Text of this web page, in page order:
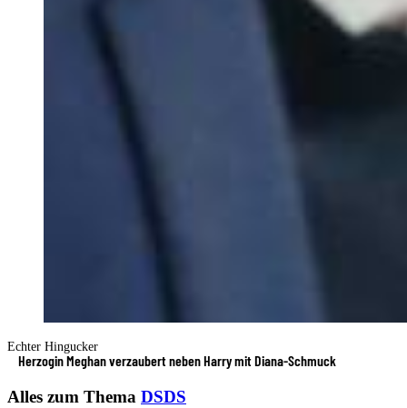
Echter Hingucker
Herzogin Meghan verzaubert neben Harry mit Diana-Schmuck
Alles zum Thema DSDS